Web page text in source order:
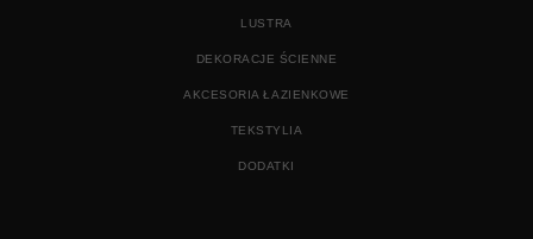
LUSTRA
DEKORACJE ŚCIENNE
AKCESORIA ŁAZIENKOWE
TEKSTYLIA
DODATKI